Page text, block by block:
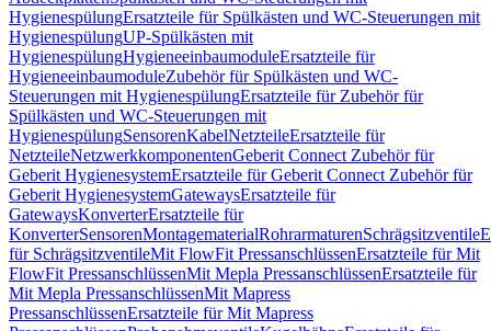
HygienespülungErsatzteile für Spülkästen und WC-Steuerungen mit
HygienespülungUP-Spülkästen mit
HygienespülungHygieneeinbaumoduleErsatzteile für
HygieneeinbaumoduleZubehör für Spülkästen und WC-
Steuerungen mit HygienespülungErsatzteile für Zubehör für
Spülkästen und WC-Steuerungen mit
HygienespülungSensorenKabelNetzteileErsatzteile für
NetzteileNetzwerkkomponentenGeberit Connect Zubehör für
Geberit HygienesystemErsatzteile für Geberit Connect Zubehör für
Geberit HygienesystemGatewaysErsatzteile für
GatewaysKonverterErsatzteile für
KonverterSensorenMontagematerialRohrarmaturenSchrägsitzventile
für SchrägsitzventileMit FlowFit PressanschlüssenErsatzteile für Mit
FlowFit PressanschlüssenMit Mepla PressanschlüssenErsatzteile für
Mit Mepla PressanschlüssenMit Mapress
PressanschlüssenErsatzteile für Mit Mapress